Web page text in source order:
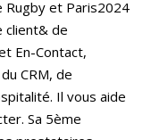
Rugby et Paris2024
client& de
En-Contact,
CRM, de
Il vous aide
Sa 5ème